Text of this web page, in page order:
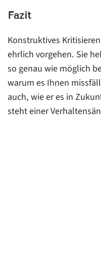
Fazit
Konstruktives
ehrlich vorgehen. Sie
so genau wie möglich
warum es Ihnen
auch, wie er es in
steht einer